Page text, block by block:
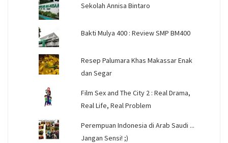
Sekolah Annisa Bintaro
Bakti Mulya 400 : Review SMP BM400
Resep Palumara Khas Makassar Enak
dan Segar
Film Sex and The City 2 : Real Drama,
Real Life, Real Problem
Perempuan Indonesia di Arab Saudi ...
Jangan Sensi! ;)